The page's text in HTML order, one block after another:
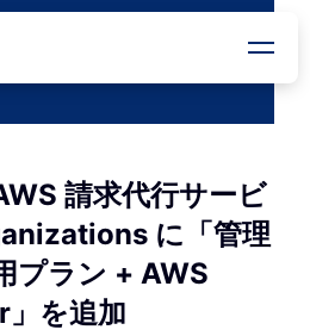
プ
請求代行サービ
に「管理
プラン + AWS
を追加